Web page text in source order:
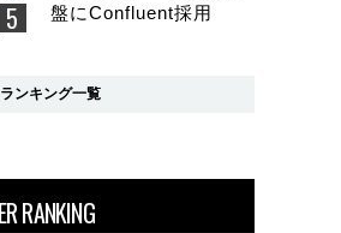
盤にConfluent採用
ンキング一覧
RANKING